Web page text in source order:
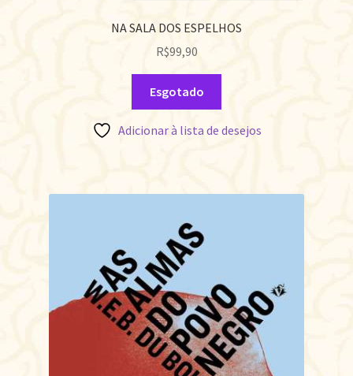
NA SALA DOS ESPELHOS
R$99,90
Esgotado
Adicionar à lista de desejos